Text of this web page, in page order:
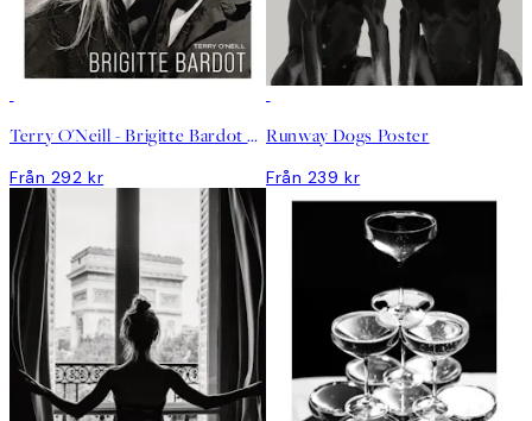
Terry O'Neill - Brigitte Bardot Poster
Från 292 kr
Runway Dogs Poster
Från 239 kr